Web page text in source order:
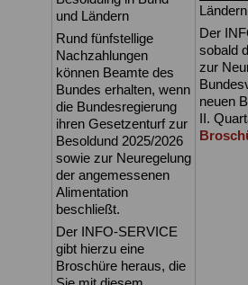
und Ländern
Rund fünfstellige
Nachzahlungen
können Beamte des
Bundes erhalten, wenn
die Bundesregierung
ihren Gesetzenturf zur
Besoldund 2025/2026
sowie zur Neuregelung
der angemessenen
Alimentation
beschließt.
Der INFO-SERVICE
gibt hierzu eine
Broschüre heraus, die
Der
sobald
zur
neuen
II.